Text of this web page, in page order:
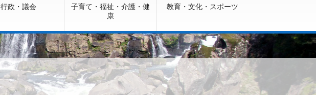
行政・議会
子育て・福祉・介護・健
康
教育・文化・スポーツ